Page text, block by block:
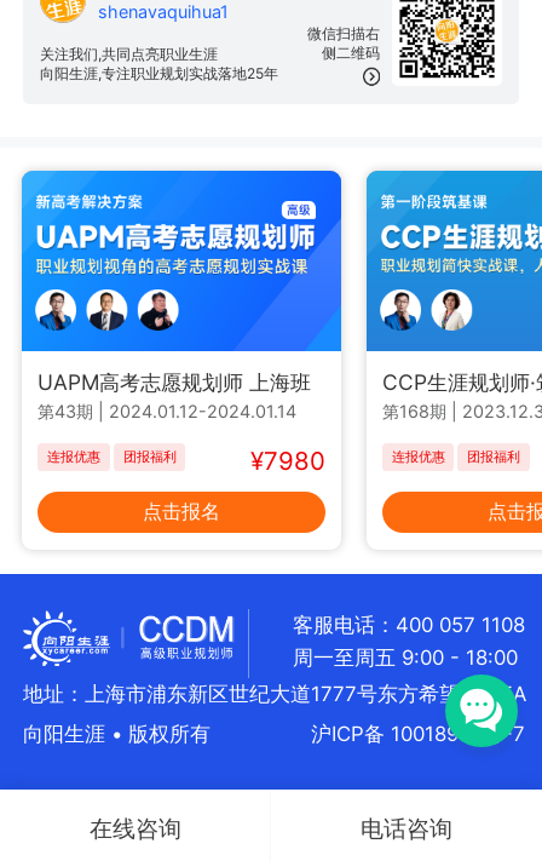
微信扫描右
侧二维码
shenavaquihua1
关注我们,共同点亮职业生涯
向阳生涯,专注职业规划实战落地25年
UAPM高考志愿规划师 上海班
第43期 2024.01.12-2024.01.14
连报优惠 团报福利 ¥7980
点击报名
CCP生涯规划师
第168期
连报优惠 团报福利
点击
客服电话：400 057 1108
周一至周五 9:00 - 18:00
地址：上海市浦东新区世纪大道1777号东方希望大厦5A
向阳生涯 • 版权所有
沪ICP备 10018957号-7
在线咨询 电话咨询